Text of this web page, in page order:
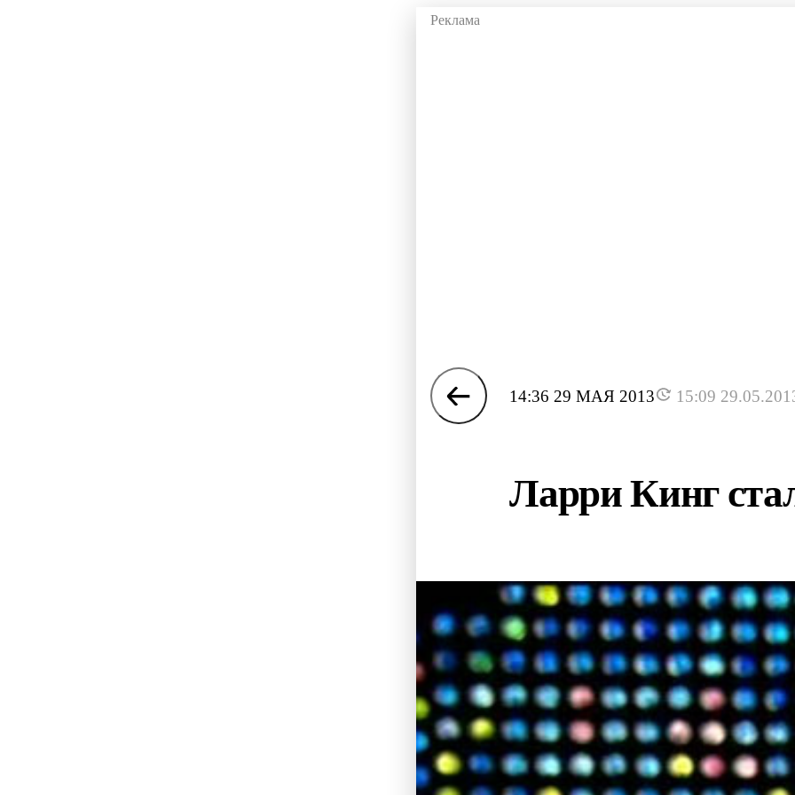
14:36 29 МАЯ 2013 15:09
Ларри Кинг